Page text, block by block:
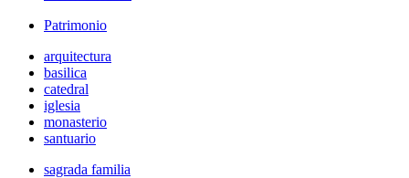
Patrimonio
arquitectura
basilica
catedral
iglesia
monasterio
santuario
sagrada familia